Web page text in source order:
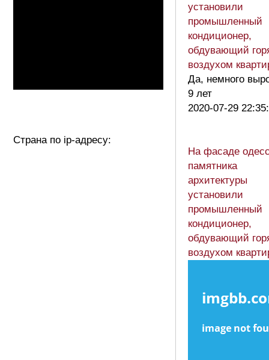
Страна по ip-адресу:
установили
промышленный
кондиционер,
обдувающий
воздухом
Да, немного
9 лет
2020-07-29
На фасаде
памятника
архитектуры
установили
промышленный
кондиционер,
обдувающий
воздухом